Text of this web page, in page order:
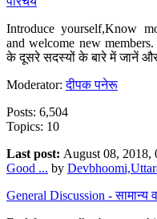
Introduce yourself,Know
and welcome new
के दूसरे सदस्यों के बारे में जानें
Moderator:दीपक पनेरू
Posts: 6,504
Topics: 10
Last post: August 08, 2018,
Good ... by
General Discussion - सामान्य